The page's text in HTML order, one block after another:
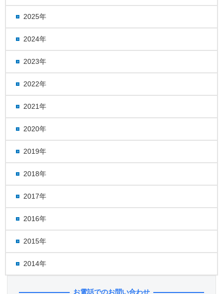
2025年
2024年
2023年
2022年
2021年
2020年
2019年
2018年
2017年
2016年
2015年
2014年
お電話でのお問い合わせ